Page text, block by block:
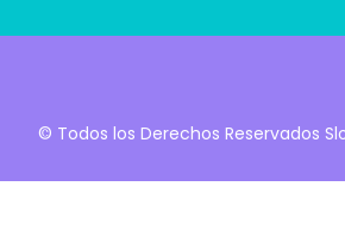
a
r
a
u
e
© Todos los Derechos Reservados